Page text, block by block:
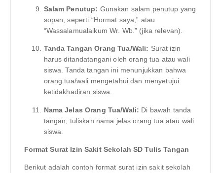
Salam Penutup: Gunakan salam penutup yang
sopan, seperti “Hormat saya,” atau
“Wassalamualaikum Wr. Wb.” (jika relevan).
Tanda Tangan Orang Tua/Wali: Surat izin
harus ditandatangani oleh orang tua atau wali
siswa. Tanda tangan ini menunjukkan bahwa
orang tua/wali mengetahui dan menyetujui
ketidakhadiran siswa.
Nama Jelas Orang Tua/Wali: Di bawah tanda
tangan, tuliskan nama jelas orang tua atau wali
siswa.
Format Surat Izin Sakit Sekolah SD Tulis Tangan
Berikut adalah contoh format surat izin sakit sekolah